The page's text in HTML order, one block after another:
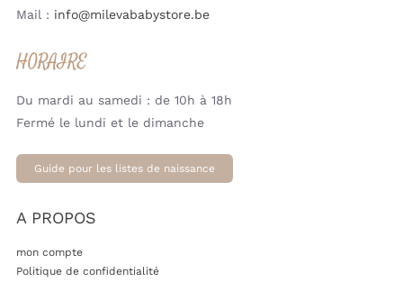
Mail : info@milevababystore.be
HORAIRE
Du mardi au samedi : de 10h à 18h
Fermé le lundi et le dimanche
Guide pour les listes de naissance
A PROPOS
mon compte
Politique de confidentialité